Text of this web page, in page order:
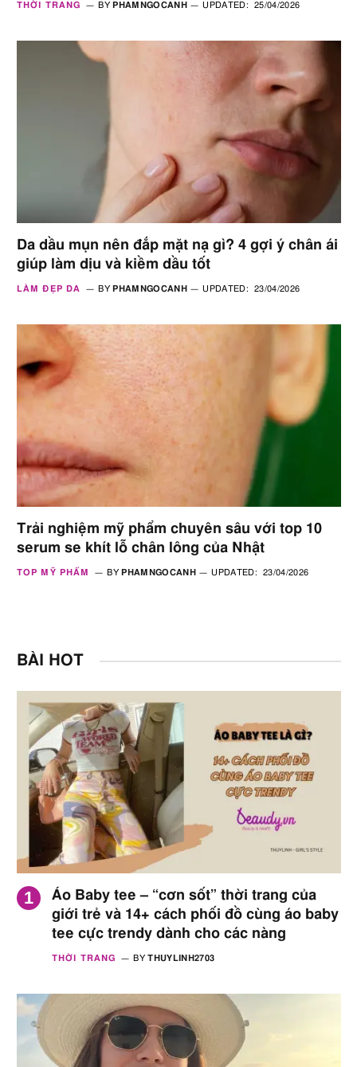
THỜI TRANG BY PHAMNGOCANH UPDATED: 25/04/2026
Da dầu mụn nên đắp mặt nạ gì? 4 gợi ý chân ái
giúp làm dịu và kiềm dầu tốt
LÀM ĐẸP DA BY PHAMNGOCANH UPDATED: 23/04/2026
Trải nghiệm mỹ phẩm chuyên sâu với top 10
serum se khít lỗ chân lông của Nhật
TOP MỸ PHẨM BY PHAMNGOCANH UPDATED: 23/04/2026
BÀI HOT
Áo Baby tee – “cơn sốt” thời trang của
giới trẻ và 14+ cách phối đồ cùng áo baby
tee cực trendy dành cho các nàng
THỜI TRANG BY THUYLINH2703